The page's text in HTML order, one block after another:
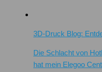
3D-Druck Blog:
Die Schlacht von
hat mein Elegoo